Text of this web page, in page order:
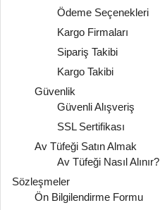
Ödeme Seçenekleri
Kargo Firmaları
Sipariş Takibi
Kargo Takibi
Güvenlik
Güvenli Alışveriş
SSL Sertifikası
Av Tüfeği Satın Almak
Av Tüfeği Nasıl Alınır?
Sözleşmeler
Ön Bilgilendirme Formu